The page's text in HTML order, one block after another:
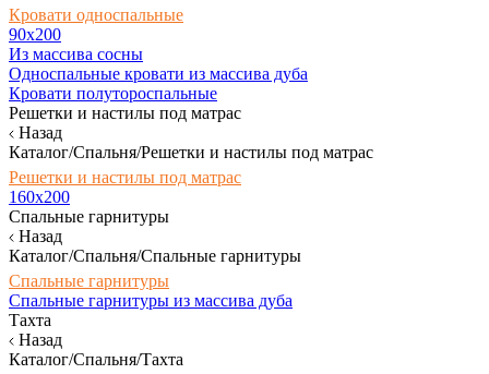
Кровати односпальные
90х200
Из массива сосны
Односпальные кровати из массива дуба
Кровати полутороспальные
Решетки и настилы под матрас
Назад
Каталог/Спальня/Решетки и настилы под матрас
Решетки и настилы под матрас
160х200
Спальные гарнитуры
Назад
Каталог/Спальня/Спальные гарнитуры
Спальные гарнитуры
Спальные гарнитуры из массива дуба
Тахта
Назад
Каталог/Спальня/Тахта